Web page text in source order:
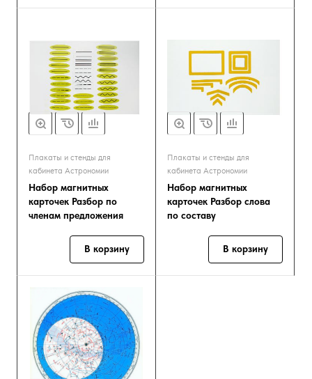
Плакаты и стенды для
кабинета Астрономии
Набор магнитных
карточек Разбор по
членам предложения
В корзину
Плакаты и стенды для
кабинета Астрономии
Набор магнитных
карточек Разбор слова
по составу
В корзину